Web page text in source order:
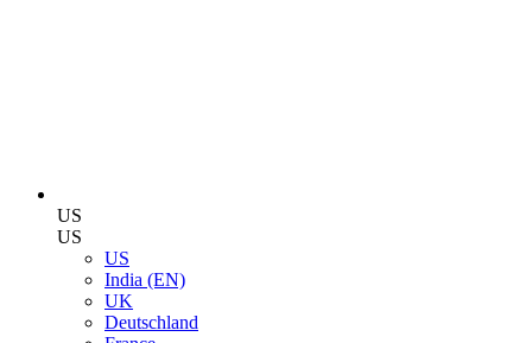
US
US
US
India (EN)
UK
Deutschland